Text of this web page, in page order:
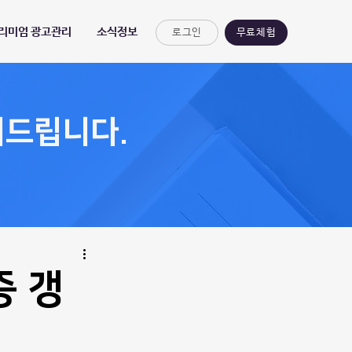
미엄 광고관리 소식정보 로그인 무료체험
립니다.
갱